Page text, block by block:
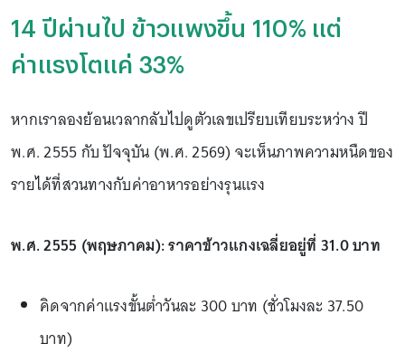
14 ปีผ่านไป ข้าวแพงขึ้น 110% แต่
ค่าแรงโตแค่ 33%
หากเราลองย้อนเวลากลับไปดูตัวเลขเปรียบเทียบระหว่าง ปี
พ.ศ. 2555 กับ ปัจจุบัน (พ.ศ. 2569) จะเห็นภาพความหนืดของ
รายได้ที่สวนทางกับค่าอาหารอย่างรุนแรง
พ.ศ. 2555 (พฤษภาคม): ราคาข้าวแกงเฉลี่ยอยู่ที่ 31.0 บาท
คิดจากค่าแรงขั้นต่ำวันละ 300 บาท (ชั่วโมงละ 37.50
บาท)